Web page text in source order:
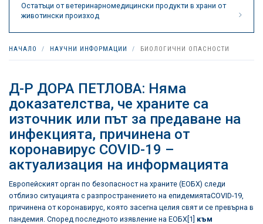
Остатъци от ветеринарномедицински продукти в храни от
животински произход
НАЧАЛО НАУЧНИ ИНФОРМАЦИИ БИОЛОГИЧНИ ОПАСНОСТИ
Д-Р ДОРА ПЕТЛОВА: Няма
доказателства, че храните са
източник или път за предаване на
инфекцията, причинена от
коронавирус COVID-19 –
актуализация на информацията
Европейският орган по безопасност на храните (ЕОБХ) следи
отблизо ситуацията с разпространението на епидемиятаCOVID-19,
причинена от коронавирус, която засегна целия свят и се превърна в
пандемия. Според последното изявление на ЕОБХ[1] към